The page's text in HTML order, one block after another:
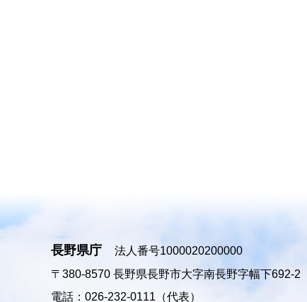
長野県庁
法人番号1000020200000
〒380-8570 長野県長野市大字南長野字幅下692-2
電話：026-232-0111（代表）